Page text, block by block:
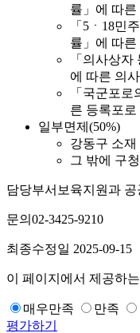
률」에 따
「5ㆍ18민
률」에 따
「의사상
에 따른 의
「국군포
른 등록포
일부면제(50%)
강동구 소
그 밖에 구
담당부서 보육지원과
문의 02-3425-9210
최종수정일 2025-09-15
이 페이지에서 제공하
매우만족 만족
평가하기